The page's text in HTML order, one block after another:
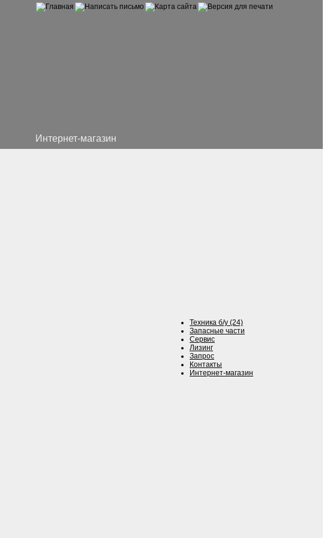
Интернет-магазин
Техника б/у (24)
Запасные части
Сервис
Лизинг
Запрос
Контакты
Интернет-магазин